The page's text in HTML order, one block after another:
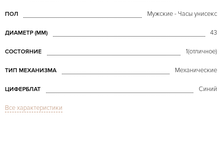
ПОЛ Мужские - Часы унисекс
ДИАМЕТР (MM) 43
СОСТОЯНИЕ 1(отличное)
ТИП МЕХАНИЗМА Механические
ЦИФЕРБЛАТ Синий
СТЕКЛО
Все характеристики